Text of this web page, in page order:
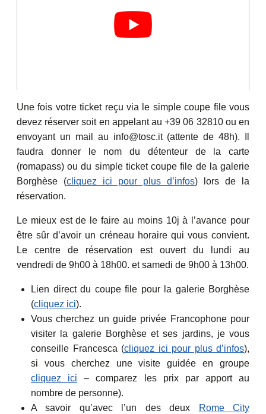
Une fois votre ticket reçu via le simple coupe file vous
devez réserver soit en appelant au +39 06 32810 ou en
envoyant un mail au info@tosc.it (attente de 48h). Il
faudra donner le nom du détenteur de la carte
(romapass) ou du simple ticket coupe file de la galerie
Borghèse (cliquez ici pour plus d’infos) lors de la
réservation.
Le mieux est de le faire au moins 10j à l’avance pour
être sûr d’avoir un créneau horaire qui vous convient.
Le centre de réservation est ouvert du lundi au
vendredi de 9h00 à 18h00. et samedi de 9h00 à 13h00.
Lien direct du coupe file pour la galerie Borghèse
(cliquez ici).
Vous cherchez un guide privée Francophone pour
visiter la galerie Borghèse et ses jardins, je vous
conseille Francesca (cliquez ici pour plus d’infos),
si vous cherchez une visite guidée en groupe
cliquez ici – comparez les prix par apport au
nombre de personne).
A savoir qu’avec l’un des deux
Rome City